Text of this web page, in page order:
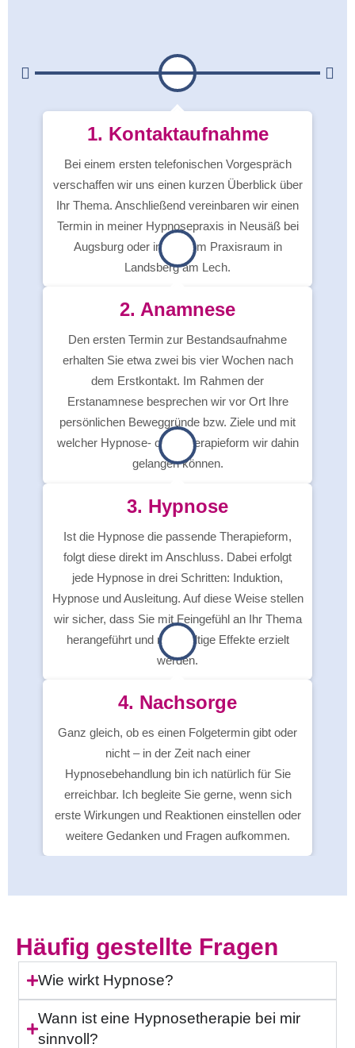
1. Kontaktaufnahme
Bei einem ersten telefonischen Vorgespräch
verschaffen wir uns einen kurzen Überblick über
Ihr Thema. Anschließend vereinbaren wir einen
Termin in meiner Hypnosepraxis in Neusäß bei
Augsburg oder in meinem Praxisraum in
Landsberg am Lech.
2. Anamnese
Den ersten Termin zur Bestandsaufnahme
erhalten Sie etwa zwei bis vier Wochen nach
dem Erstkontakt. Im Rahmen der
Erstanamnese besprechen wir vor Ort Ihre
persönlichen Beweggründe bzw. Ziele und mit
welcher Hypnose- oder Therapieform wir dahin
gelangen können.
3. Hypnose
Ist die Hypnose die passende Therapieform,
folgt diese direkt im Anschluss. Dabei erfolgt
jede Hypnose in drei Schritten: Induktion,
Hypnose und Ausleitung. Auf diese Weise stellen
wir sicher, dass Sie mit Feingefühl an Ihr Thema
herangeführt und nachhaltige Effekte erzielt
werden.
4. Nachsorge
Ganz gleich, ob es einen Folgetermin gibt oder
nicht – in der Zeit nach einer
Hypnosebehandlung bin ich natürlich für Sie
erreichbar. Ich begleite Sie gerne, wenn sich
erste Wirkungen und Reaktionen einstellen oder
weitere Gedanken und Fragen aufkommen.
Häufig gestellte Fragen
Wie wirkt Hypnose?
Wann ist eine Hypnosetherapie bei mir
sinnvoll?